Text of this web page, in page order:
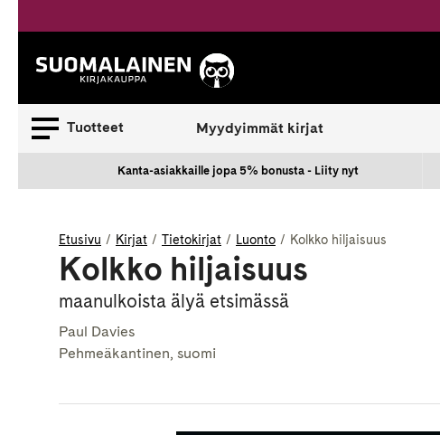
sisältöön
Suomalainen.com
Tuotteet Myydyimmät kirjat
Kanta-asiakkaille jopa 5% bonusta - Liity nyt
Etusivu Kirjat Tietokirjat Luonto Kolkko hiljaisuus
Kolkko hiljaisuus
maanulkoista älyä etsimässä
Paul Davies
Pehmeäkantinen, suomi